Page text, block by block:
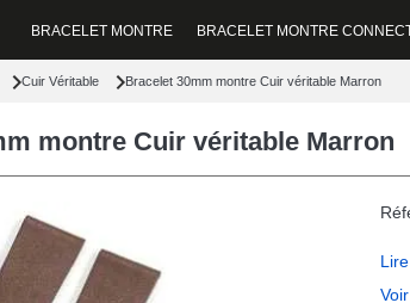
BRACELET MONTRE BRACELET MONTRE
Cuir Véritable Bracelet 30mm montre Cuir véritable Marron
montre Cuir véritable Marron